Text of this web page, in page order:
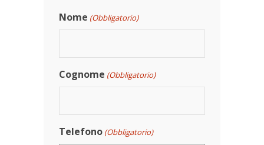
Nome (Obbligatorio)
Cognome (Obbligatorio)
Telefono (Obbligatorio)